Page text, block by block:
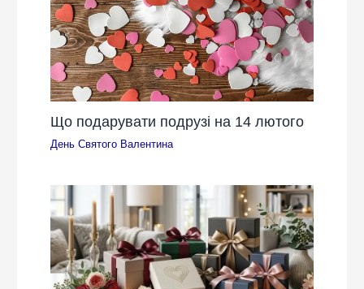
Що подарувати подрузі на 14 лютого
День Святого Валентина